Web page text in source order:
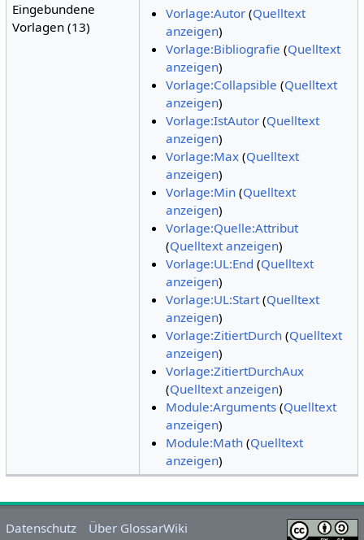
Eingebundene
Vorlagen (13)
Vorlage:Autor(Quelltext
anzeigen)
Vorlage:Bibliografie (Quelltext
anzeigen)
Vorlage:Collapsible (Quelltext
anzeigen)
Vorlage:IstAutor(Quelltext
anzeigen)
Vorlage:Max(Quelltext
anzeigen)
Vorlage:Min(Quelltext
anzeigen)
Vorlage:Quelle:Attribut
(Quelltext anzeigen)
Vorlage:UL:End (Quelltext
anzeigen)
Vorlage:UL:Start(Quelltext
anzeigen)
Vorlage:ZitiertDurch(Quelltext
anzeigen)
Vorlage:ZitiertDurchAux
(Quelltext anzeigen)
Module:Arguments(Quelltext
anzeigen)
Module:Math(Quelltext
anzeigen)
Datenschutz
Über GlossarWiki